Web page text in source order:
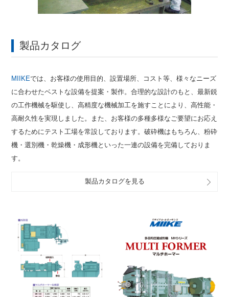
製品カタログ
MIIKEでは、お客様の使用目的、設置場所、コスト等、様々なニーズ
に合わせたベストな設備を提案・製作。合理的な設計のもと、最新鋭
の工作機械を駆使し、高精度な機械加工を施すことにより、高性能・
高耐久性を実現しました。また、お客様の多種多様なご要望にお応え
するためにテスト工場を常設しております。破砕機はもちろん、粉砕
機・選別機・乾燥機・成形機といった一連の設備を完備しておりま
す。
製品カタログを見る